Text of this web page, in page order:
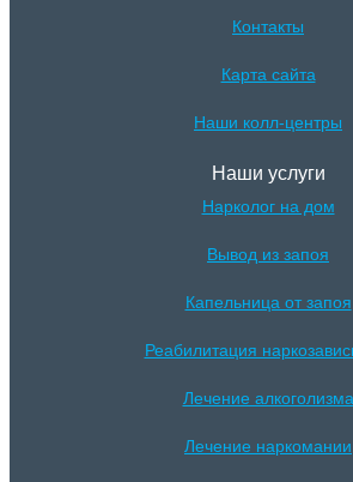
Контакты
Карта сайта
Наши колл-центры
Наши услуги
Нарколог на дом
Вывод из запоя
Капельница от запоя
Реабилитация
Лечение алкоголизма
Лечение наркомании